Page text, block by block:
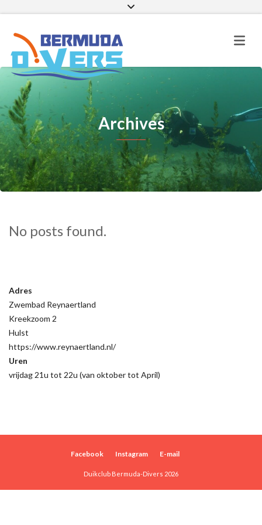
Facebook
Archives
No posts found.
Adres
Zwembad Reynaertland
Kreekzoom 2
Hulst
https://www.reynaertland.nl/
Uren
vrijdag 21u tot 22u (van oktober tot April)
Facebook Instagram E-mail
Duikclub Bermuda-Divers 2026